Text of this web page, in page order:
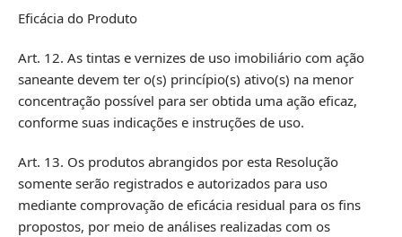
Eficácia do Produto
Art. 12. As tintas e vernizes de uso imobiliário com ação
saneante devem ter o(s) princípio(s) ativo(s) na menor
concentração possível para ser obtida uma ação eficaz,
conforme suas indicações e instruções de uso.
Art. 13. Os produtos abrangidos por esta Resolução
somente serão registrados e autorizados para uso
mediante comprovação de eficácia residual para os fins
propostos, por meio de análises realizadas com os